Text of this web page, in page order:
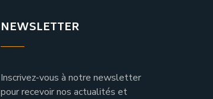
NEWSLETTER
Inscrivez-vous à notre newsletter
pour recevoir nos actualités et